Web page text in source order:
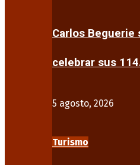
Carlos Beguerie
celebrar sus
5 agosto, 2026
Turismo